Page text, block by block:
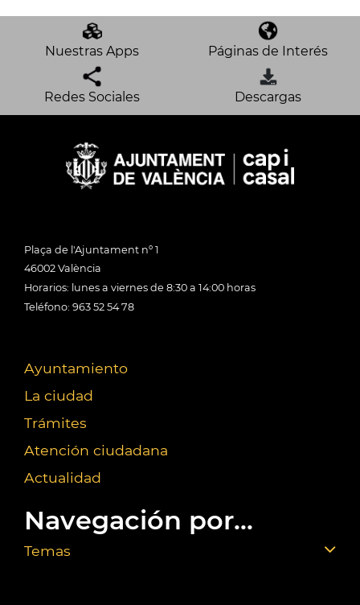
Nuestras Apps Páginas de Interés
Redes Sociales Descargas
Plaça de l'Ajuntament nº 1
46002 València
Horarios: lunes a viernes de 8:30 a 14:00 horas
Teléfono: 963 52 54 78
Ayuntamiento
La ciudad
Trámites
Atención ciudadana
Actualidad
Navegación por...
Temas